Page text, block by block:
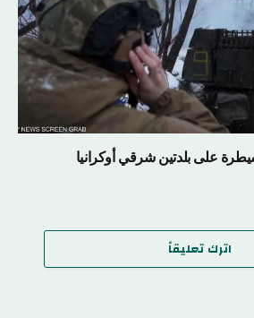
على بلدتين شرقي أوكرانيا
اترك تعليقاً